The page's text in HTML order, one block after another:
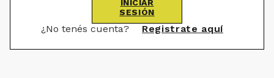
INICIAR
SESIÓN
¿No tenés cuenta? Registrate aquí